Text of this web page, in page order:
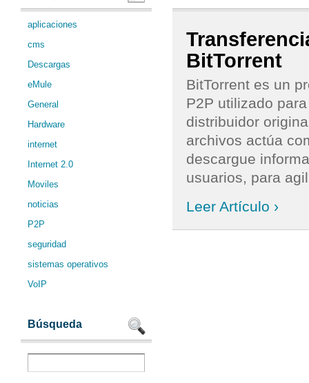
aplicaciones
cms
Descargas
eMule
General
Hardware
internet
Internet 2.0
Moviles
noticias
P2P
seguridad
sistemas operativos
VoIP
Búsqueda
BitTorrent
BitTorrent es un
P2P utilizado
distribuidor
archivos actúa
descargue
usuarios, para
Leer Artículo ›